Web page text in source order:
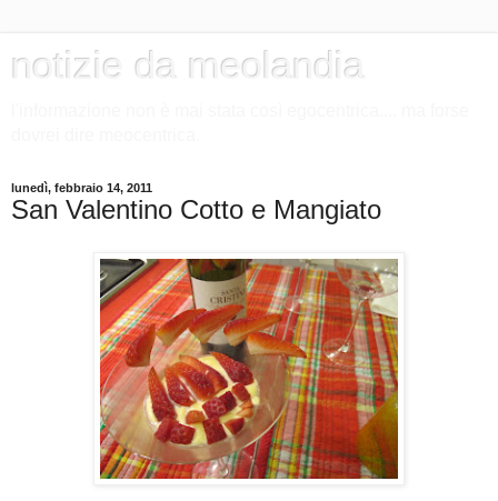
notizie da meolandia
lunedì, febbraio 14, 2011
San Valentino Cotto e Mangiato